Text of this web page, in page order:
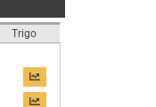
Trigo